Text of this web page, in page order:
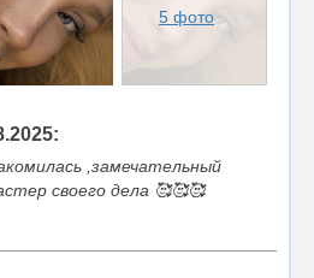
5 фото
,замечательный
своего дела 🥰🥰🥰